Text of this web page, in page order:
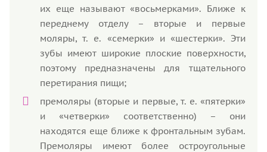
их еще называют «восьмерками». Ближе к
переднему отделу – вторые и первые
моляры, т. е. «семерки» и «шестерки». Эти
зубы имеют широкие плоские поверхности,
поэтому предназначены для тщательного
перетирания пищи;
премоляры (вторые и первые, т. е. «пятерки»
и «четверки» соответственно) – они
находятся еще ближе к фронтальным зубам.
Премоляры имеют более остроугольные